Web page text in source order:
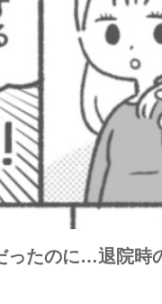
ったのに…退院時